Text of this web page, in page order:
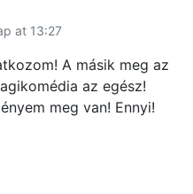
at 13:27
A másik meg az
az egész!
meg van! Ennyi!